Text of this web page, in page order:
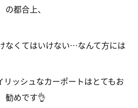
の都合上、
なくてはいけない…なんて方には
ッシュなカーポートはとてもお
勧めです👌